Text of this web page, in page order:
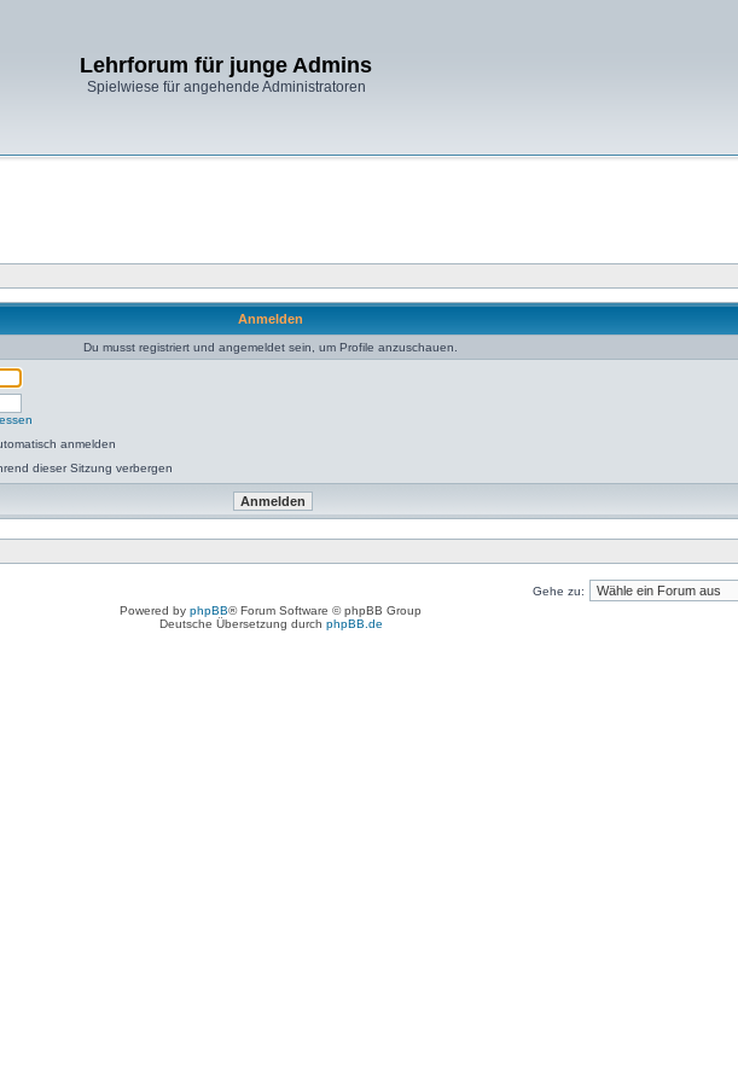
Lehrforum für junge Admins
Spielwiese für angehende Administratoren
Anmelden
Du musst registriert und angemeldet sein, um Profile anzuschauen.
anmelden
dieser Sitzung verbergen
Gehe zu:
Powered by phpBB® Forum Software © phpBB Group
Deutsche Übersetzung durch phpBB.de